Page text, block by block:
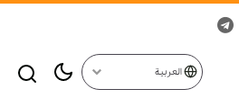
العربية